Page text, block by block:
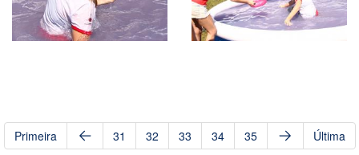
Primeira 31 32 33 34 35 Última